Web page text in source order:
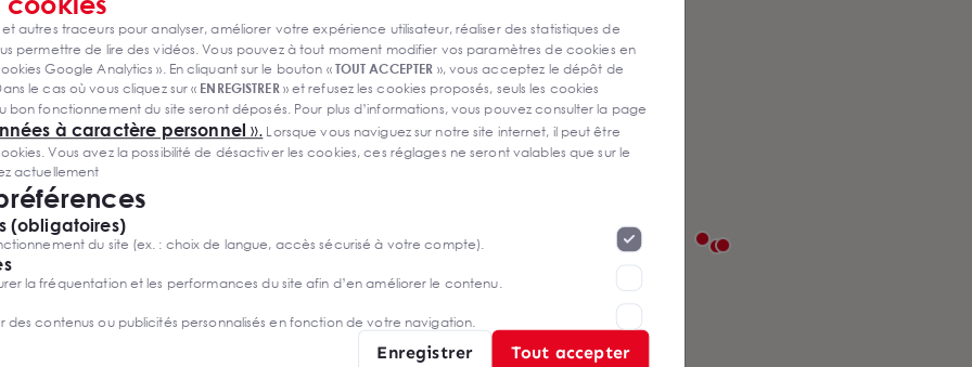
DROIT AU BAIL
13090
an HT HC
et autres traceurs pour analyser, améliorer votre expérience utilisateur, réaliser des statistiques de
permettre de lire des vidéos. Vous pouvez à tout moment modifier vos paramètres de cookies en
Google Analytics ». En cliquant sur le bouton «TOUT ACCEPTER », vous acceptez le dépôt de
le cas où vous cliquez sur « ENREGISTRER» et refusez les cookies proposés, seuls les cookies
bon fonctionnement du site seront déposés. Pour plus d’informations, vous pouvez consulter la page
à caractère personnel ». Lorsque vous naviguez sur notre site internet, il peut être
Vous avez la possibilité de désactiver les cookies, ces réglages ne seront valables que sur le
actuellement
(obligatoires)
du site (ex. : choix de langue, accès sécurisé à votre compte).
la fréquentation et les performances du site afin d’en améliorer le contenu.
des contenus ou publicités personnalisés en fonction de votre navigation.
Enregistrer Tout accepter